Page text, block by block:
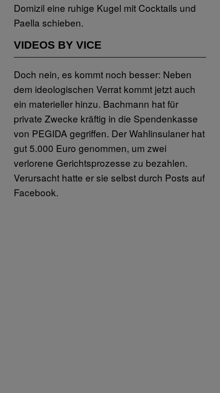
Domizil eine ruhige Kugel mit Cocktails und
Paella schieben.
VIDEOS BY VICE
Doch nein, es kommt noch besser: Neben
dem ideologischen Verrat kommt jetzt auch
ein materieller hinzu. Bachmann hat für
private Zwecke kräftig in die Spendenkasse
von PEGIDA gegriffen. Der Wahlinsulaner hat
gut 5.000 Euro genommen, um zwei
verlorene Gerichtsprozesse zu bezahlen.
Verursacht hatte er sie selbst durch Posts auf
Facebook.